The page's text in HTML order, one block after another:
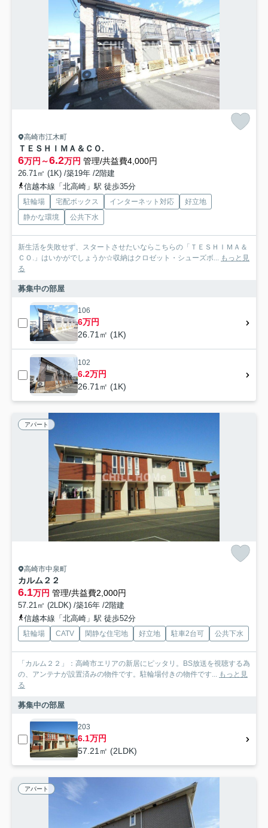
高崎市江木町
ＴＥＳＨＩＭＡ＆ＣＯ.
6万円～6.2万円 管理/共益費4,000円
26.71㎡ (1K) /築19年 /2階建
信越本線「北高崎」駅 徒歩35分
駐輪場 宅配ボックス インターネット対応
好立地
静かな環境
公共下水
新生活を失敗せず、スタートさせたいならこちらの「ＴＥＳＨＩＭＡ＆
ＣＯ.」はいかがでしょうか☆収納はクロゼット・シューズボ... もっと見
る
募集中の部屋
106
6万円
26.71㎡ (1K)
102
6.2万円
26.71㎡ (1K)
アパート
高崎市中泉町
カルム２２
6.1万円 管理/共益費2,000円
57.21㎡ (2LDK) /築16年 /2階建
信越本線「北高崎」駅 徒歩52分
駐輪場 CATV 閑静な住宅地 好立地 駐車2台可 公共下水
「カルム２２」：高崎市エリアの新居にピッタリ。BS放送を視聴する為
の、アンテナが設置済みの物件です。駐輪場付きの物件です... もっと見
る
募集中の部屋
203
6.1万円
57.21㎡ (2LDK)
アパート